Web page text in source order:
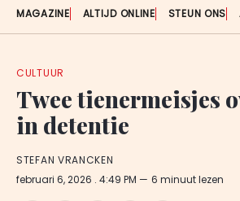
MAGAZINE ALTIJD ONLINE STEUN ONS
CULTUUR
Twee tienermeisjes
in detentie
STEFAN VRANCKEN
februari 6, 2026 . 4:49 PM 6 minuut lezen